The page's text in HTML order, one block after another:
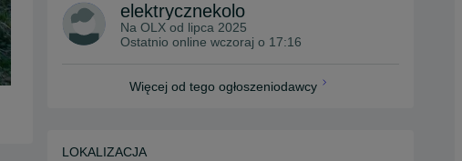
elektrycznekolo
Na OLX od lipca 2025
Ostatnio online wczoraj o 17:16
Więcej od tego ogłoszeniodawcy
LOKALIZACJA